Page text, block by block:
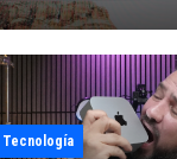
Tecnología